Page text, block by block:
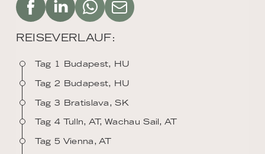
REISEVERLAUF:
Tag 1 Budapest, HU
Tag 2 Budapest, HU
Tag 3 Bratislava, SK
Tag 4 Tulln, AT, Wachau Sail, AT
Tag 5 Vienna, AT